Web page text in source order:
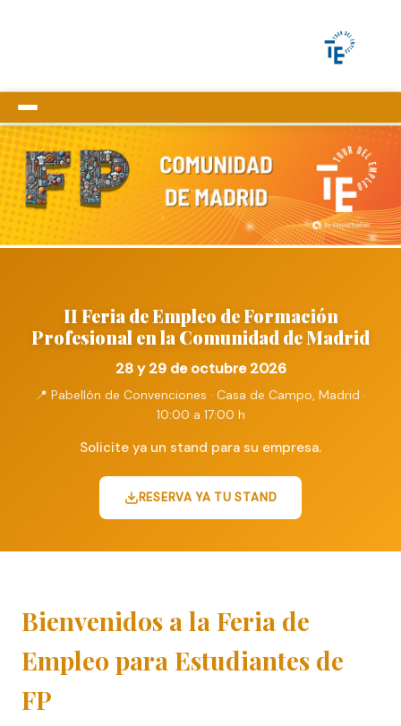
INFORMACIÓN
CÓMO PARTICIPAR
PROMOCIÓN
EDICIÓN ANTERIOR
CONTACTOII Feria de Empleo de Formación
Profesional en la Comunidad de Madrid
28 y 29 de octubre 2026
📍 Pabellón de Convenciones · Casa de Campo, Madrid ·
10:00 a 17:00 h
Solicite ya un stand para su empresa.
RESERVA YA TU STAND
Bienvenidos a la Feria de
Empleo para Estudiantes de
FP